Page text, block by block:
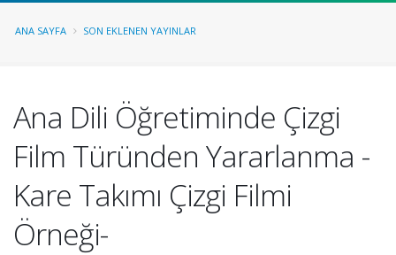
ANA SAYFA SON EKLENEN YAYINLAR
Ana Dili Öğretiminde Çizgi
Film Türünden Yararlanma -
Kare Takımı Çizgi Filmi
Örneği-